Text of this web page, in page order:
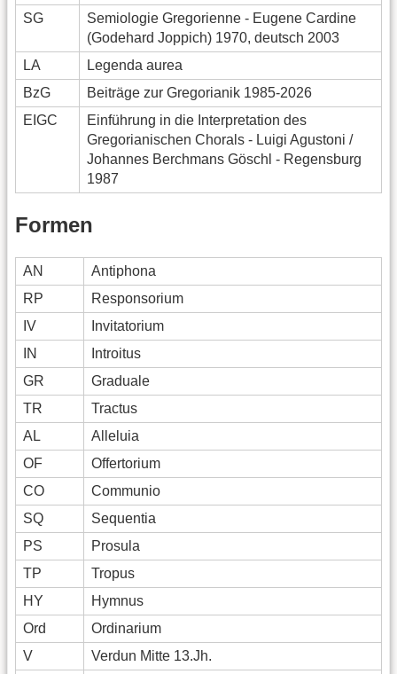
SG
Semiologie Gregorienne - Eugene Cardine
(Godehard Joppich) 1970, deutsch 2003
LA
Legenda aurea
BzG
Beiträge zur Gregorianik 1985-2026
EIGC
Einführung in die Interpretation des
Gregorianischen Chorals - Luigi Agustoni /
Johannes Berchmans Göschl - Regensburg
1987
Formen
AN
Antiphona
RP
Responsorium
IV
Invitatorium
IN
Introitus
GR
Graduale
TR
Tractus
AL
Alleluia
OF
Offertorium
CO
Communio
SQ
Sequentia
PS
Prosula
TP
Tropus
HY
Hymnus
Ord
Ordinarium
V
Verdun Mitte 13.Jh.